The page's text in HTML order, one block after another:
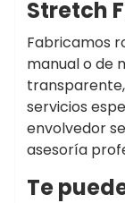
Stretch
Fabricamos
manual o de
servicios
envolvedor
asesoría
Te